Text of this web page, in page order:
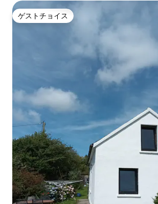
ゲストチョイス
ゲストチョイス